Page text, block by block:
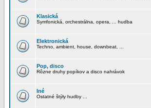
Klasická
Symfonická, orchestrálna, opera, ... hudba
Elektronická
Techno, ambient, house, downbeat, ...
Pop, disco
Rôzne druhy popíkov a disco nahrávok
Iné
Ostatné štýly hudby ...